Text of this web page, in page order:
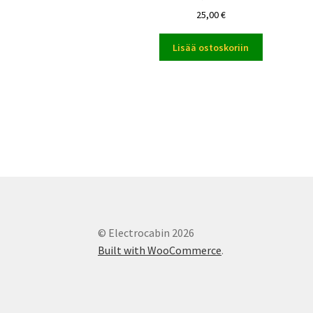
25,00€
Lisää ostoskoriin
© Electrocabin 2026
Built with WooCommerce.